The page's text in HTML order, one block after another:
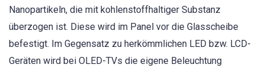
Nanopartikeln, die mit kohlenstoffhaltiger Substanz
überzogen ist. Diese wird im Panel vor die Glasscheibe
befestigt. Im Gegensatz zu herkömmlichen LED bzw. LCD-
Geräten wird bei OLED-TVs die eigene Beleuchtung